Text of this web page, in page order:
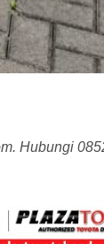
Hubungi